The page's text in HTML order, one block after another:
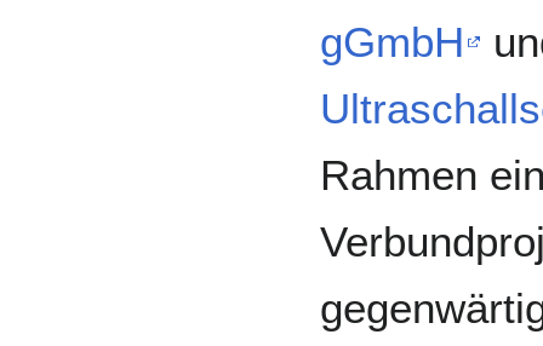
gGmbH
Rahmen